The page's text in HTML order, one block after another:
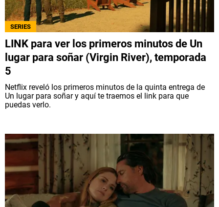
SERIES
LINK para ver los primeros minutos de Un
lugar para soñar (Virgin River), temporada
5
Netflix reveló los primeros minutos de la quinta entrega de
Un lugar para soñar y aquí te traemos el link para que
puedas verlo.